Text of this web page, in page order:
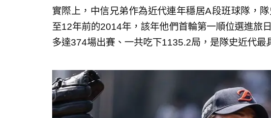
實際上，中信兄弟作為近代連年穩居A段班球隊，
至12年前的2014年，該年他們首輪第一順位選進旅
多達374場出賽、一共吃下1135.2局，是隊史近代最